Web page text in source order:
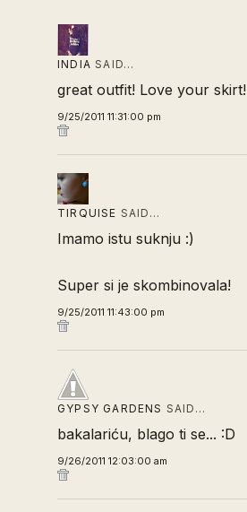
INDIA SAID…
great outfit! Love your skirt!
9/25/2011 11:31:00 pm
TIRQUISE SAID…
Imamo istu suknju :)
Super si je skombinovala!
9/25/2011 11:43:00 pm
GYPSY GARDENS SAID…
bakalariću, blago ti se... :D
9/26/2011 12:03:00 am